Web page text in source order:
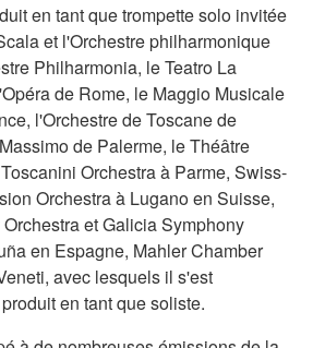
en tant que trompette solo invitée
et l'Orchestre philharmonique
Philharmonia, le Teatro La
de Rome, le Maggio Musicale
l'Orchestre de Toscane de
de Palerme, le Théâtre
Orchestra à Parme, Swiss-
Orchestra à Lugano en Suisse,
et Galicia Symphony
en Espagne, Mahler Chamber
avec lesquels il s'est
en tant que soliste.